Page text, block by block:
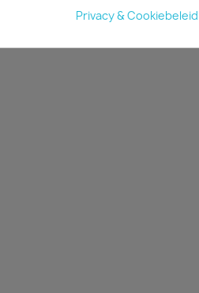
Privacy & Cookiebeleid